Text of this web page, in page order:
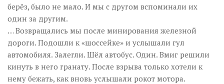
берёз, было не мало. И мы с другом вспоминали их
один за другим.
… Возвращались мы после минирования железной
дороги. Подошли к «шоссейке» и услышали гул
автомобиля. Залегли. Шёл автобус. Один. Вмиг решили
кинуть в него гранату. После взрыва только хотели к
нему бежать, как вновь услышали рокот мотора.